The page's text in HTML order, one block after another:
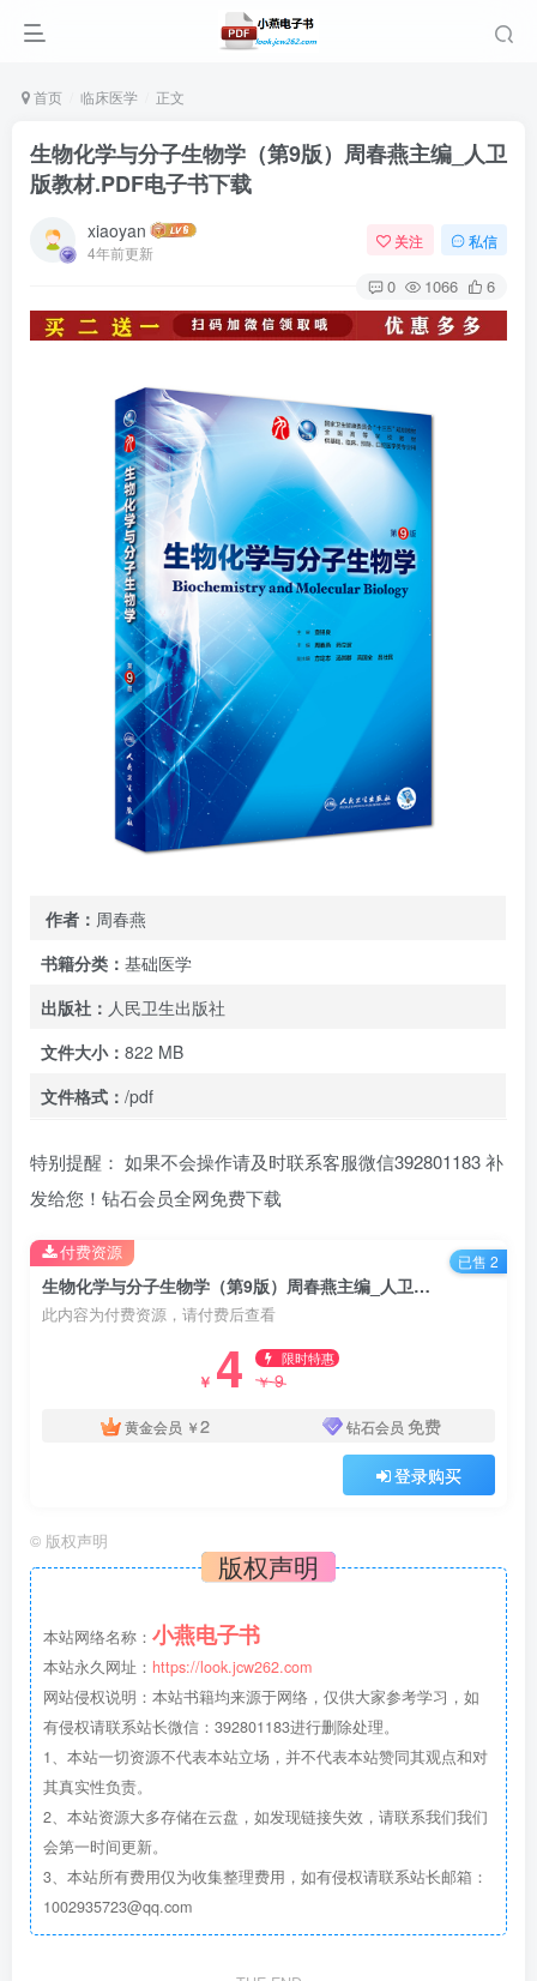
首页 临床医学 正文
生物化学与分子生物学（第9版）周春燕主编_人卫
版教材.PDF电子书下载
xiaoyan
4年前更新
关注 私信
0 1066 6
作者： 周春燕
书籍分类： 基础医学
出版社： 人民卫生出版社
文件大小： 822 MB
文件格式： /pdf
特别提醒： 如果不会操作请及时联系客服微信392801183 补
发给您！钻石会员全网免费下载
生物化学与分子生物学（第9版）周春燕主编_人卫版教材.PDF电子书下载
此内容为付费资源，请付费后查看
￥ 4 限时特惠
￥9
黄金会员 ￥2 钻石会员 免费
登录购买
付费资源 已售 2
© 版权声明
版权声明
本站网络名称： 小燕电子书
本站永久网址： https://look.jcw262.com
网站侵权说明：本站书籍均来源于网络，仅供大家参考学习，如
有侵权请联系站长微信：392801183进行删除处理。
1、本站一切资源不代表本站立场，并不代表本站赞同其观点和对
其真实性负责。
2、本站资源大多存储在云盘，如发现链接失效，请联系我们我们
会第一时间更新。
3、本站所有费用仅为收集整理费用，如有侵权请联系站长邮箱：
1002935723@qq.com